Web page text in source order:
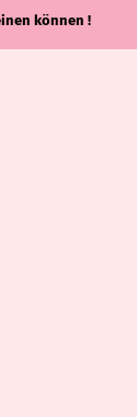
können !